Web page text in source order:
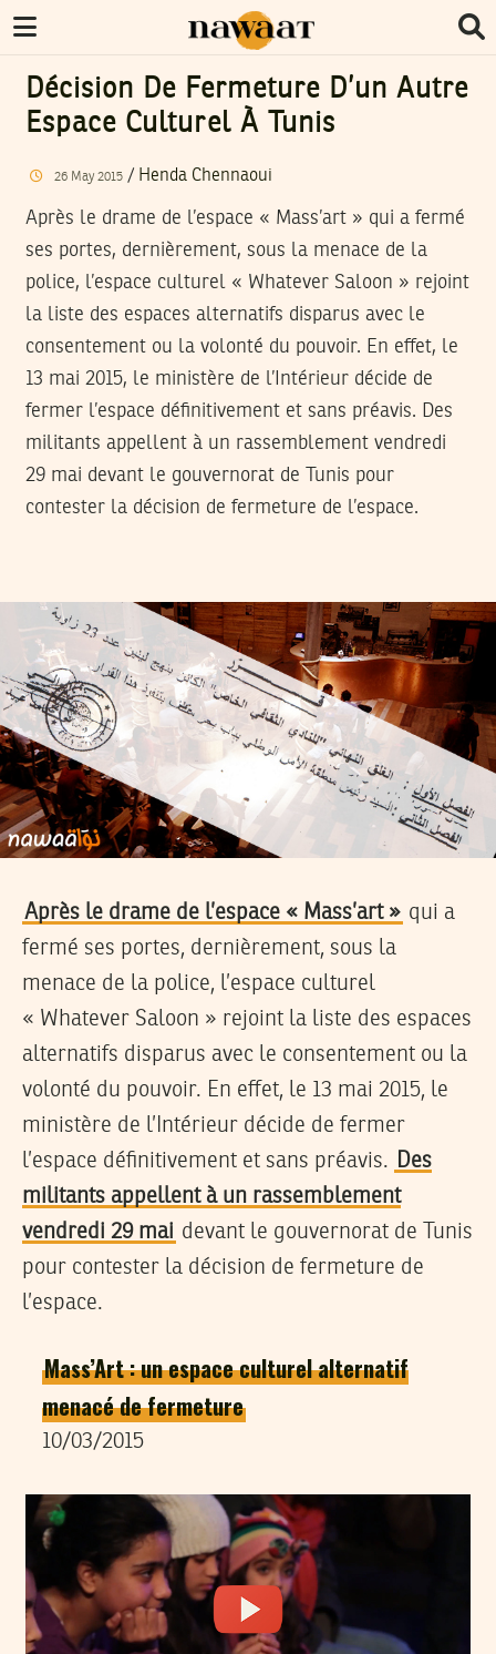
Décision De Fermeture D’un Autre
Espace Culturel À Tunis
26 May 2015/ Henda Chennaoui
Après le drame de l’espace « Mass’art » qui a fermé
ses portes, dernièrement, sous la menace de la
police, l’espace culturel « Whatever Saloon » rejoint
la liste des espaces alternatifs disparus avec le
consentement ou la volonté du pouvoir. En effet, le
13 mai 2015, le ministère de l’Intérieur décide de
fermer l’espace définitivement et sans préavis. Des
militants appellent à un rassemblement vendredi
29 mai devant le gouvernorat de Tunis pour
contester la décision de fermeture de l’espace.
Après le drame de l’espace « Mass’art » qui a
fermé ses portes, dernièrement, sous la
menace de la police, l’espace culturel
« Whatever Saloon » rejoint la liste des espaces
alternatifs disparus avec le consentement ou la
volonté du pouvoir. En effet, le 13 mai 2015, le
ministère de l’Intérieur décide de fermer
l’espace définitivement et sans préavis. Des
militants appellent à un rassemblement
vendredi 29 mai devant le gouvernorat de Tunis
pour contester la décision de fermeture de
l’espace.
Mass’Art : un espace culturel alternatif
menacé de fermeture
10/03/2015